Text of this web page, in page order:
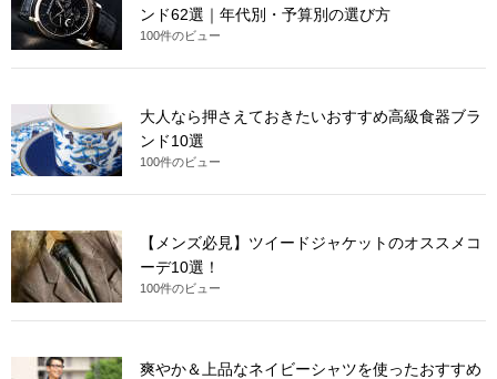
ンド62選｜年代別・予算別の選び方
100件のビュー
大人なら押さえておきたいおすすめ高級食器ブラ
ンド10選
100件のビュー
【メンズ必見】ツイードジャケットのオススメコ
ーデ10選！
100件のビュー
爽やか＆上品なネイビーシャツを使ったおすすめ